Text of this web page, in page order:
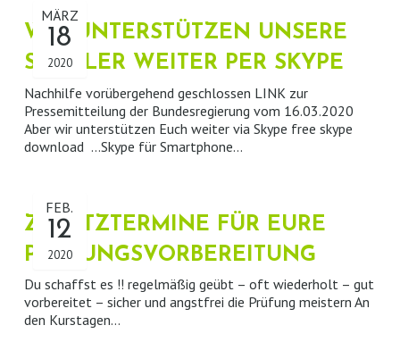
WIR UNTERSTÜTZEN UNSERE
SCHÜLER WEITER PER SKYPE
MÄRZ
18
2020
Nachhilfe vorübergehend geschlossen LINK zur
Pressemitteilung der Bundesregierung vom 16.03.2020
Aber wir unterstützen Euch weiter via Skype free skype
download …Skype für Smartphone…
ZUSATZTERMINE FÜR EURE
PRÜFUNGSVORBEREITUNG
FEB.
12
2020
Du schaffst es !! regelmäßig geübt – oft wiederholt – gut
vorbereitet – sicher und angstfrei die Prüfung meistern An
den Kurstagen…